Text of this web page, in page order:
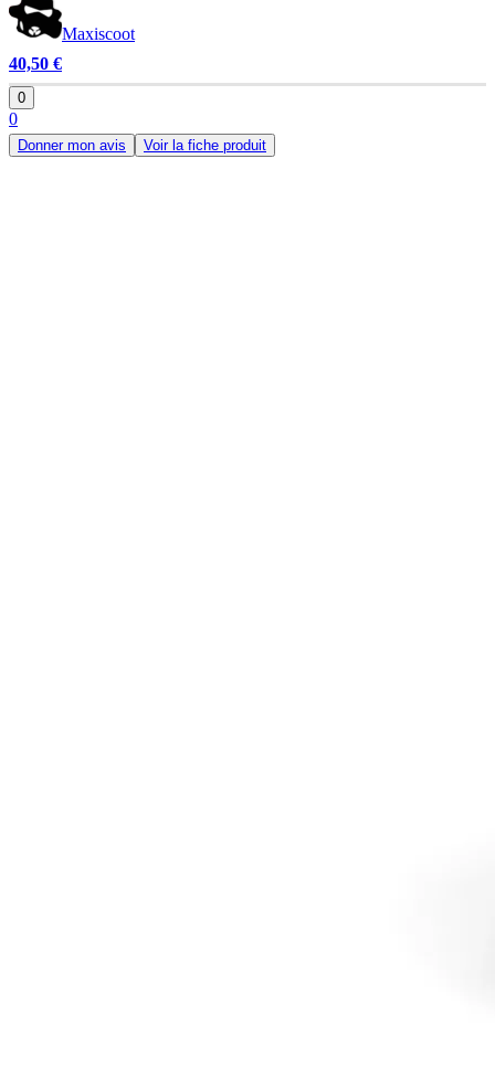
Maxiscoot
40,50 €
0
0
Donner mon avis Voir la fiche produit